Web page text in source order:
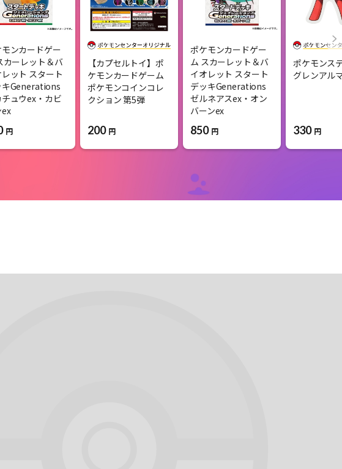
ンカードゲー
カーレット＆バ
ット スタート
キGenerations
チュウex・カビ
円
【カプセルトイ】ポ
ケモンカードゲーム
ポケモンコインコレ
クション 第5弾
200 円
ポケモンカードゲー
ム スカーレット＆バ
イオレット スタート
デッキGenerations
ゼルネアスex・オン
バーンex
850 円
ポケモンス
グレンアル
330 円